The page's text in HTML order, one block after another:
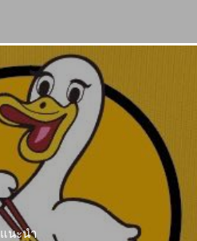
แนะนำ